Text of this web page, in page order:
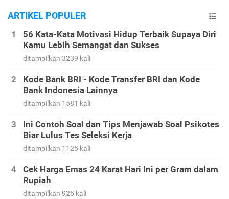
ARTIKEL POPULER
56 Kata-Kata Motivasi Hidup Terbaik Supaya Diri
Kamu Lebih Semangat dan Sukses
ditampilkan 3239 kali
Kode Bank BRI - Kode Transfer BRI dan Kode
Bank Indonesia Lainnya
ditampilkan 1581 kali
Ini Contoh Soal dan Tips Menjawab Soal Psikotes
Biar Lulus Tes Seleksi Kerja
ditampilkan 1126 kali
Cek Harga Emas 24 Karat Hari Ini per Gram dalam
Rupiah
ditampilkan 926 kali